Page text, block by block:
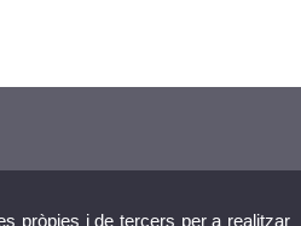
pròpies i de tercers per a realitzar